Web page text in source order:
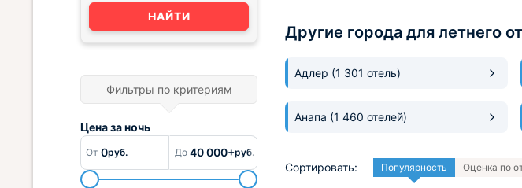
Частный сектор на карте Частный
Частный сектор с животными
Другие города для летнего
Адлер (1 301 отель)
Анапа (1 460 отелей)
Сортировать: Популярность Оценка по
НАЙТИ
Фильтры по критериям
Цена заночь
От 0руб. До 40 000+руб.